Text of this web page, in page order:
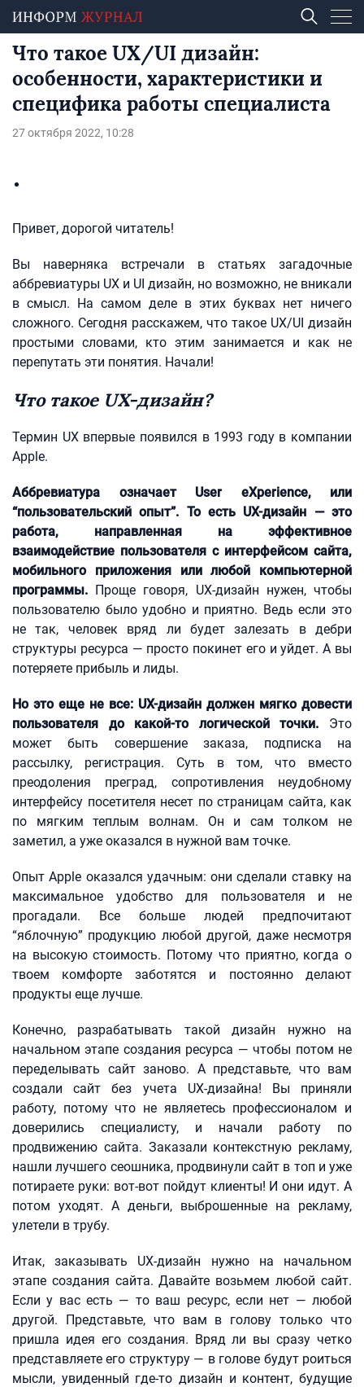
Что такое UX/UI дизайн:
особенности, характеристики и
специфика работы специалиста
27 октября 2022, 10:28
Привет, дорогой читатель!
Вы наверняка встречали в статьях загадочные
аббревиатуры UX и UI дизайн, но возможно, не вникали
в смысл. На самом деле в этих буквах нет ничего
сложного. Сегодня расскажем, что такое UX/UI дизайн
простыми словами, кто этим занимается и как не
перепутать эти понятия. Начали!
Что такое UX-дизайн?
Термин UX впервые появился в 1993 году в компании
Apple.
Аббревиатура означает User eXperience, или
“пользовательский опыт”. То есть UX-дизайн — это
работа, направленная на эффективное
взаимодействие пользователя с интерфейсом сайта,
мобильного приложения или любой компьютерной
программы. Проще говоря, UX-дизайн нужен, чтобы
пользователю было удобно и приятно. Ведь если это
не так, человек вряд ли будет залезать в дебри
структуры ресурса — просто покинет его и уйдет. А вы
потеряете прибыль и лиды.
Но это еще не все: UХ-дизайн должен мягко довести
пользователя до какой-то логической точки. Это
может быть совершение заказа, подписка на
рассылку, регистрация. Суть в том, что вместо
преодоления преград, сопротивления неудобному
интерфейсу посетителя несет по страницам сайта, как
по мягким теплым волнам. Он и сам толком не
заметил, а уже оказался в нужной вам точке.
Опыт Apple оказался удачным: они сделали ставку на
максимальное удобство для пользователя и не
прогадали. Все больше людей предпочитают
“яблочную” продукцию любой другой, даже несмотря
на высокую стоимость. Потому что приятно, когда о
твоем комфорте заботятся и постоянно делают
продукты еще лучше.
Конечно, разрабатывать такой дизайн нужно на
начальном этапе создания ресурса — чтобы потом не
переделывать сайт заново. А представьте, что вам
создали сайт без учета UX-дизайна! Вы приняли
работу, потому что не являетесь профессионалом и
доверились специалисту, и начали работу по
продвижению сайта. Заказали контекстную рекламу,
нашли лучшего сеошника, продвинули сайт в топ и уже
потираете руки: вот-вот пойдут клиенты! И они идут. А
потом уходят. А деньги, выброшенные на рекламу,
улетели в трубу.
Итак, заказывать UX-дизайн нужно на начальном
этапе создания сайта. Давайте возьмем любой сайт.
Если у вас есть — то ваш ресурс, если нет — любой
другой. Представьте, что вам в голову только что
пришла идея его создания. Вряд ли вы сразу четко
представляете его структуру — в голове будут роиться
мысли, увиденный где-то дизайн и контент, будущие